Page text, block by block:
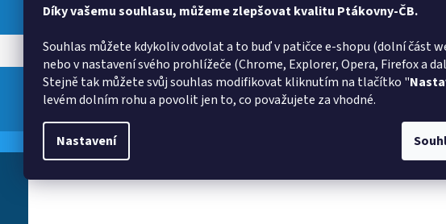
Díky vašemu souhlasu, můžeme zlepšovat kvalitu Ptákovny-ČB.
Souhlas můžete kdykoliv odvolat a to buď v patičce e-shopu (dolní část
nebo v nastavení svého prohlížeče (Chrome, Explorer, Opera, Firefox a
Stejně tak můžete svůj souhlas modifikovat kliknutím na tlačítko "
levém dolním rohu a povolit jen to, co považujete za vhodné.
Nastavení
AT Alena Trchova
Vše v pořádku
JZ
Rychlé
L Lída
31.7.2026
Velmi rychlé vyřízení objednávky Vše v